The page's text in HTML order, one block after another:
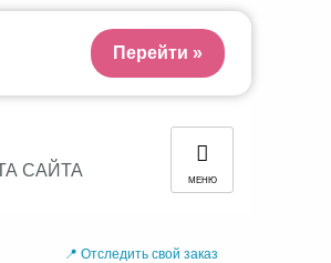
САЙТА МЕНЮ
📍 Отследить свой заказ
Перейти »